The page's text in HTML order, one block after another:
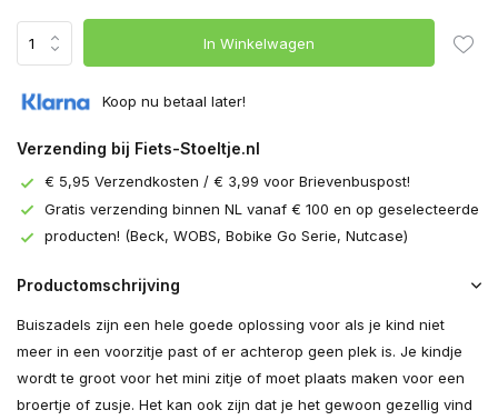
In Winkelwagen
Koop nu betaal later!
Verzending bij Fiets-Stoeltje.nl
€ 5,95 Verzendkosten / € 3,99 voor Brievenbuspost!
Gratis verzending binnen NL vanaf € 100 en op geselecteerde
producten! (Beck, WOBS, Bobike Go Serie, Nutcase)
Productomschrijving
Buiszadels zijn een hele goede oplossing voor als je kind niet
meer in een voorzitje past of er achterop geen plek is. Je kindje
wordt te groot voor het mini zitje of moet plaats maken voor een
broertje of zusje. Het kan ook zijn dat je het gewoon gezellig vind